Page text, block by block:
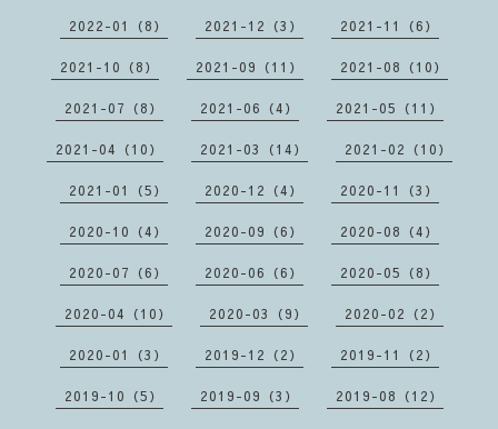
2022-01（8） 2021-12（3） 2021-11（6）
2021-10（8） 2021-09（11） 2021-08（10）
2021-07（8） 2021-06（4） 2021-05（11）
2021-04（10） 2021-03（14） 2021-02（10）
2021-01（5） 2020-12（4） 2020-11（3）
2020-10（4） 2020-09（6） 2020-08（4）
2020-07（6） 2020-06（6） 2020-05（8）
2020-04（10） 2020-03（9） 2020-02（2）
2020-01（3） 2019-12（2） 2019-11（2）
2019-10（5） 2019-09（3） 2019-08（12）